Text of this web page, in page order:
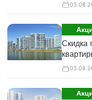
Скидка